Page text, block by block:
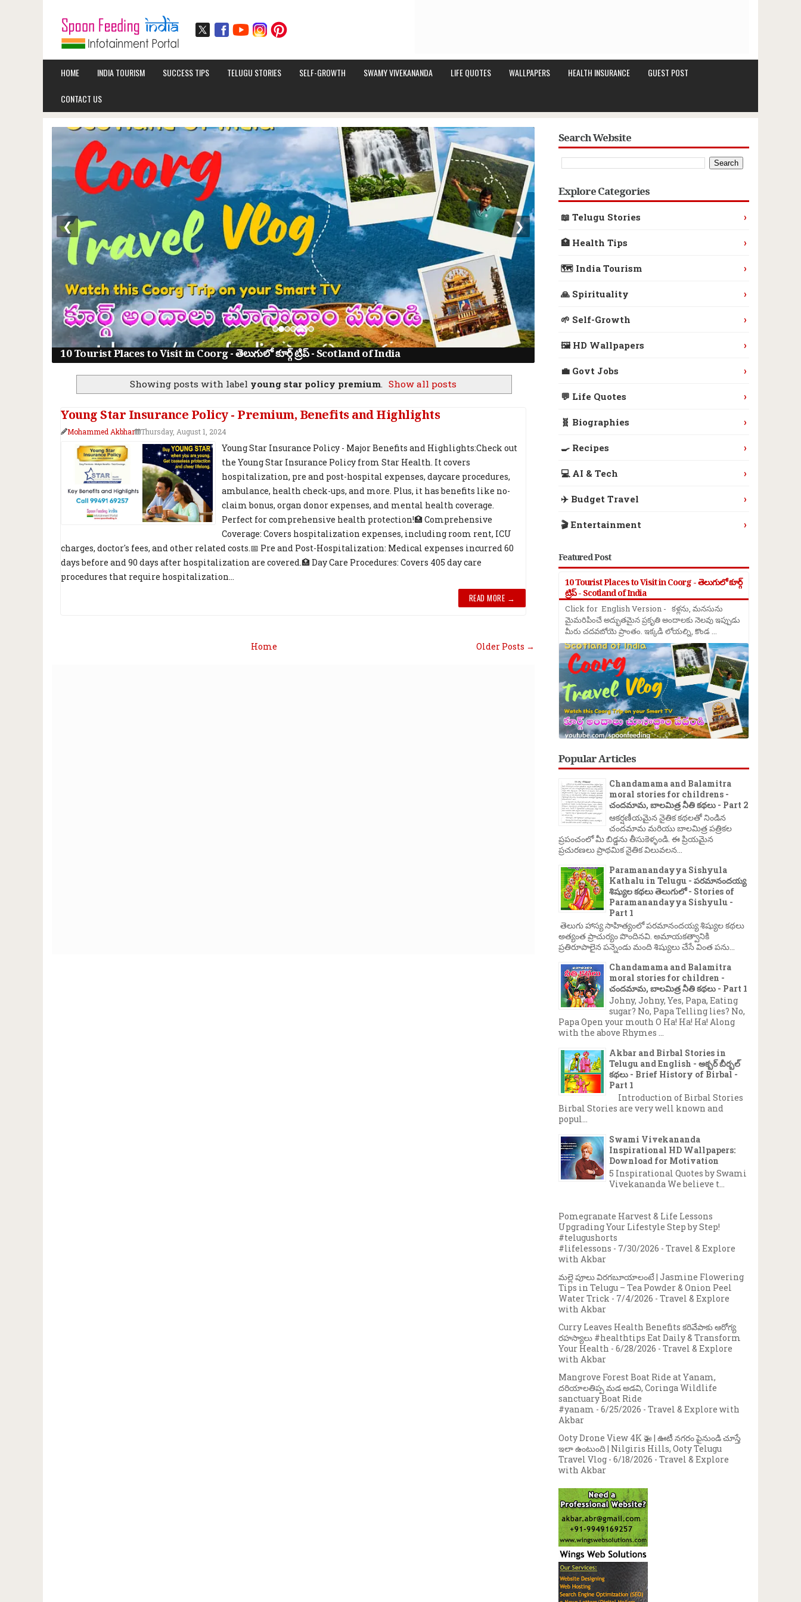
HOME INDIA TOURISM SUCCESS TIPS TELUGU STORIES SELF-GROWTH SWAMY VIVEKANANDA LIFE QUOTES WALLPAPERS HEALTH INSURANCE GUEST POST
CONTACT US
10 Tourist Places to Visit in Coorg - తెలుగులో కూర్గ్ ట్రిప్ - Scotland of India
❮ ❯
Showing posts with label young star policy premium. Show all posts
Young Star Insurance Policy - Premium, Benefits and Highlights
Mohammed Akbhar Thursday, August 1, 2024
Young Star Insurance Policy - Major Benefits and Highlights:Check out
the Young Star Insurance Policy from Star Health. It covers
hospitalization, pre and post-hospital expenses, daycare procedures,
ambulance, health check-ups, and more. Plus, it has benefits like no-
claim bonus, organ donor expenses, and mental health coverage.
Perfect for comprehensive health protection!🏥 Comprehensive
Coverage: Covers hospitalization expenses, including room rent, ICU
charges, doctor's fees, and other related costs.📅 Pre and Post-Hospitalization: Medical expenses incurred 60
days before and 90 days after hospitalization are covered.🏥 Day Care Procedures: Covers 405 day care
procedures that require hospitalization...
READ MORE →
Older Posts →
Home
Search Website
Explore Categories
📖 Telugu Stories ›
🏥 Health Tips ›
🗺️ India Tourism ›
🙏 Spirituality ›
🌱 Self-Growth ›
🖼️ HD Wallpapers ›
💼 Govt Jobs ›
💬 Life Quotes ›
🧬 Biographies ›
🍳 Recipes ›
💻 AI & Tech ›
✈️ Budget Travel ›
🎬 Entertainment ›
Featured Post
10 Tourist Places to Visit in Coorg - తెలుగులో కూర్గ్
ట్రిప్ - Scotland of India
Click for English Version - కళ్లను, మనసును
మైమరిపించే అద్భుతమైన ప్రకృతి అందాలకు నెలవు ఇప్పుడు
మీరు చదవబోయె ప్రాంతం. ఇక్కడి లోయల్ని, కొండ ...
Popular Articles
Chandamama and Balamitra
moral stories for childrens -
చందమామ, బాలమిత్ర నీతి కథలు - Part 2
ఆకర్షణీయమైన నైతిక కథలతో నిండిన
చందమామ మరియు బాలమిత్ర పత్రికల
ప్రపంచంలో మీ బిడ్డను తీసుకెళ్ళండి. ఈ ప్రియమైన
ప్రచురణలు ప్రాథమిక నైతిక విలువలన...
Paramanandayya Sishyula
Kathalu in Telugu - పరమానందయ్య
శిష్యుల కథలు తెలుగులో - Stories of
Paramanandayya Sishyulu -
Part 1
తెలుగు హాస్య సాహిత్యంలో పరమానందయ్య శిష్యుల కథలు
అత్యంత ప్రాచుర్యం పొందినవి. అమాయకత్వానికి
ప్రతిరూపాలైన పన్నెండు మంది శిష్యులు చేసే వింత పను...
Chandamama and Balamitra
moral stories for children -
చందమామ, బాలమిత్ర నీతి కథలు - Part 1
Johny, Johny, Yes, Papa, Eating
sugar? No, Papa Telling lies? No,
Papa Open your mouth O Ha! Ha! Ha! Along
with the above Rhymes ...
Akbar and Birbal Stories in
Telugu and English - అక్బర్ బీర్బల్
కథలు - Brief History of Birbal -
Part 1
Introduction of Birbal Stories
Birbal Stories are very well known and
popul...
Swami Vivekananda
Inspirational HD Wallpapers:
Download for Motivation
5 Inspirational Quotes by Swami
Vivekananda We believe t...
Pomegranate Harvest & Life Lessons
Upgrading Your Lifestyle Step by Step!
#telugushorts
#lifelessons - 7/30/2026 - Travel & Explore
with Akbar
మల్లె పూలు విరగబూయాలంటే | Jasmine Flowering
Tips in Telugu – Tea Powder & Onion Peel
Water Trick - 7/4/2026 - Travel & Explore
with Akbar
Curry Leaves Health Benefits కరివేపాకు ఆరోగ్య
రహస్యాలు #healthtips Eat Daily & Transform
Your Health - 6/28/2026 - Travel & Explore
with Akbar
Mangrove Forest Boat Ride at Yanam,
దరియాలతిప్ప మడ అడవి, Coringa Wildlife
sanctuary Boat Ride
#yanam - 6/25/2026 - Travel & Explore with
Akbar
Ooty Drone View 4K 🚁 | ఊటీ నగరం పైనుండి చూస్తే
ఇలా ఉంటుంది | Nilgiris Hills, Ooty Telugu
Travel Vlog - 6/18/2026 - Travel & Explore
with Akbar